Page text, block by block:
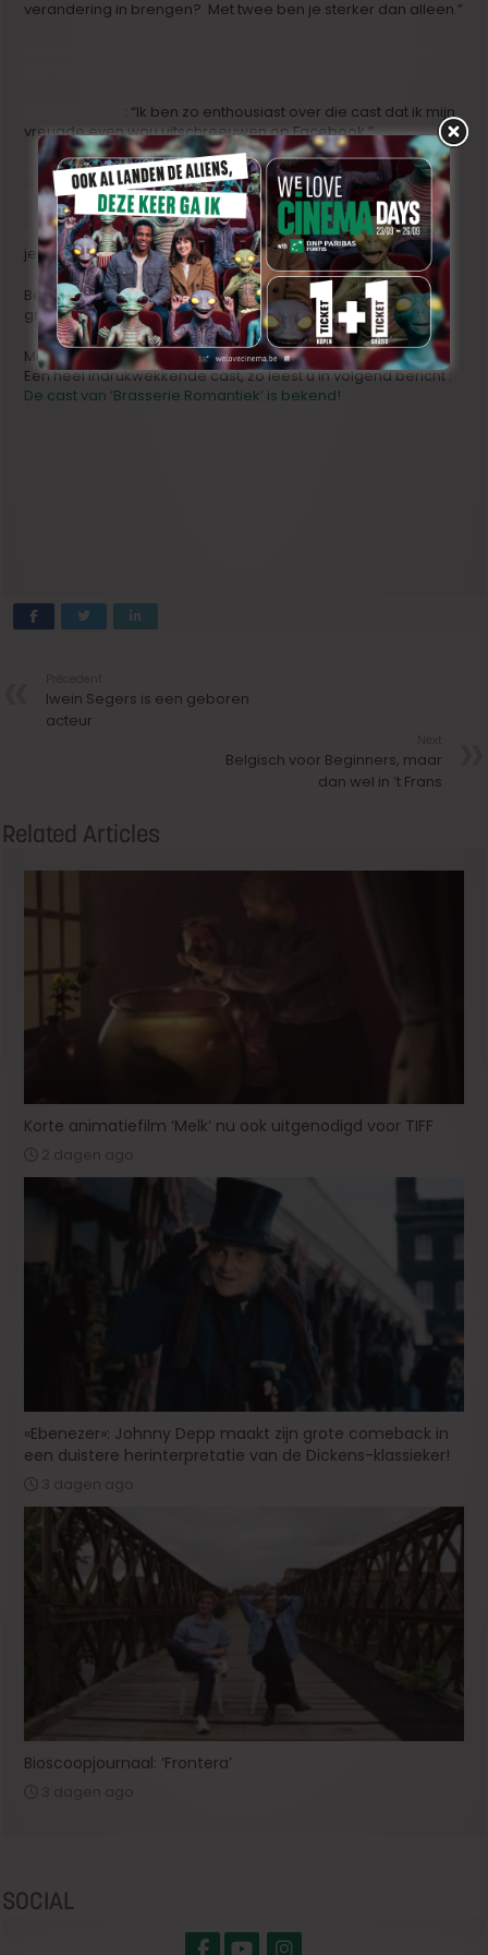
verandering in brengen? Met twee ben je sterker dan alleen.”
: “Ik ben zo enthousiast over die cast dat ik mijn
vreugde even wou uitschreeuwen op Facebook.”
Mocht je nog meer willen schreeuwen, mag je ons altijd
bellen.
Dries Phlypo: “Mocht ik me niet kunnen bedwingen, dan zal
je het wel horen.”
Bedankt en Merci, zouKaat Steppe zeggen. En wij lenen
graag eventjes haar woorden. Bedankt en merci.
Maar intussen is de cast van ‘Brasserie Romantiek’ bekend :
Een heel indrukwekkende cast, zo leest u in volgend bericht :
De cast van ‘Brasserie Romantiek’ is bekend!
Iwein Segers is een geboren
acteur
Belgisch voor Beginners, maar
dan wel in ’t Frans
Related Articles
Korte animatiefilm ‘Melk’ nu ook uitgenodigd voor TIFF
2 dagen ago
«Ebenezer»: Johnny Depp maakt zijn grote comeback in
een duistere herinterpretatie van de Dickens-klassieker!
3 dagen ago
Bioscoopjournaal: ‘Frontera’
SOCIAL